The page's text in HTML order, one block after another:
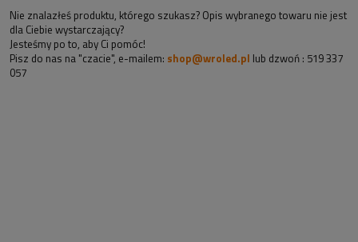
Nie znalazłeś produktu, którego szukasz? Opis wybranego towaru nie jest
dla Ciebie wystarczający?
Jesteśmy po to, aby Ci pomóc!
Pisz do nas na "czacie", e-mailem: shop@wroled.pl lub dzwoń : 519 337
057